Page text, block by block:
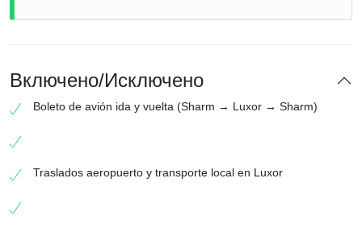
Включено/Исключено
Boleto de avión ida y vuelta (Sharm → Luxor → Sharm)
Traslados aeropuerto y transporte local en Luxor